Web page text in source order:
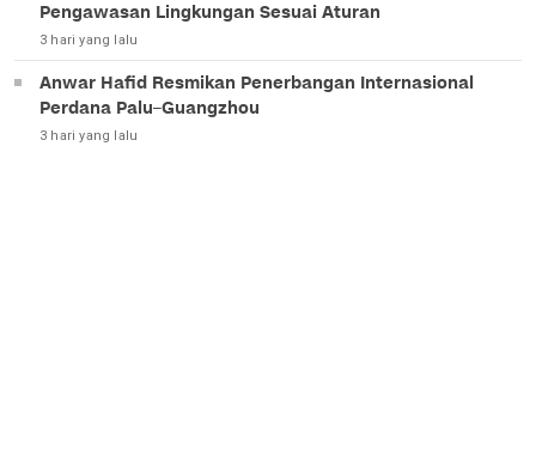
Pengawasan Lingkungan Sesuai Aturan
3 hari yang lalu
Anwar Hafid Resmikan Penerbangan Internasional
Perdana Palu–Guangzhou
3 hari yang lalu